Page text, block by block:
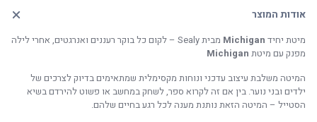
אודות המוצר
מיטת יחיד Michigan
מבית Sealy – לקום כל בוקר רעננים ואנרגטים, אחרי לילה
מפנק עם מיטת Michigan
המיטה משלבת עיצוב עדכני ונוחות מקסימלית שמתאימים בדיוק לצרכים של
ילדים ובני נוער. בין אם זה לקרוא ספר, לשחק במחשב או פשוט להירדם בשיא
הסטייל – המיטה הזאת נותנת מענה לכל רגע בחיים שלהם.